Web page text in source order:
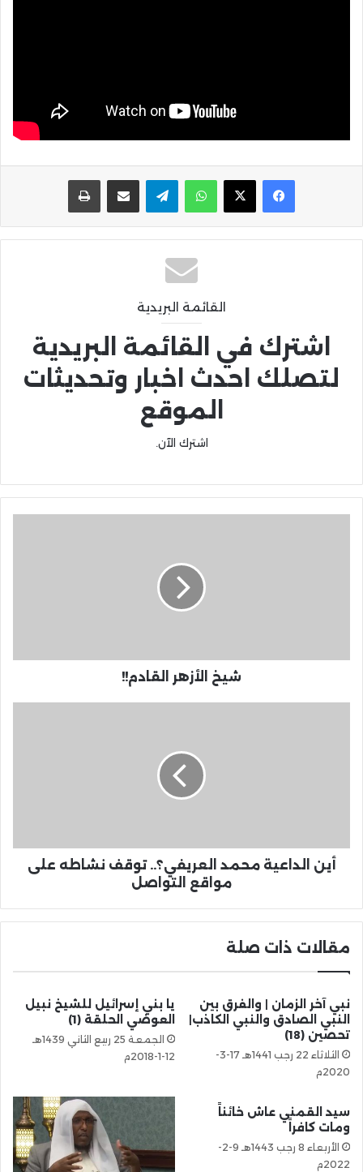
واتساب تيلقرام مشاركة عبر البريد
القائمة البريدية
اشترك في القائمة البريدية
لتصلك احدث اخبار وتحديثات
الموقع
اشترك الآن.
شيخ الأزهر القادم!!
أين الداعية محمد العريفي؟.. توقف نشاطه على
مواقع التواصل
مقالات ذات صلة
نبي آخر الزمان | والفرق بين
النبي الصادق والنبي الكاذب|
تحصين (18)
الثلاثاء 22 رجب 1441هـ 17-3-
2020م
يا بني إسرائيل للشيخ نبيل
العوضي الحلقة (1)
الجمعة 25 ربيع الثاني 1439هـ
12-1-2018م
سيد القمني عاش خائناً
ومات كافراً
الأربعاء 8 رجب 1443هـ 9-2-
2022م